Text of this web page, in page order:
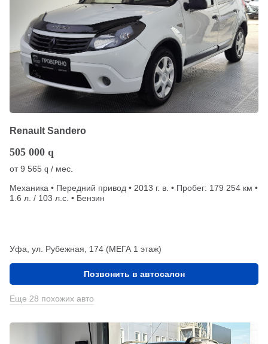
Renault Sandero
505 000 q
от9 565 q / мес.
Механика • Передний привод • 2013 г. в. • Пробег: 179 254 км •
1.6 л. / 103 л.с. • Бензин
Уфа, ул. Рубежная, 174 (МЕГА 1 этаж)
Позвонить в автосалон
Еще 28 похожих авто